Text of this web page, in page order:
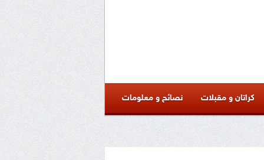
كراتان و مقبلات نصائح و معلومات